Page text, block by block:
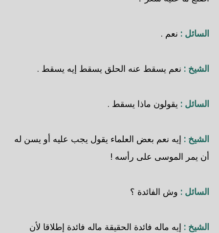
السائل : نعم .
الشيخ : نعم يسقط عنه الحلق يسقط إيه يسقط .
السائل : يقولون ماذا يسقط .
الشيخ : إيه نعم بعض العلماء يقول يجب عليه أو يسن له
أن يمر الموسى على رأسه !
السائل : وش الفائدة ؟
الشيخ : إيه ماله فائدة الحقيقة ماله فائدة إطلاقا لأن